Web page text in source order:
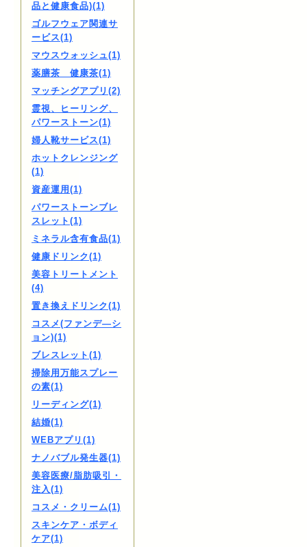
品と健康食品)(1)
ゴルフウェア関連サ
ービス(1)
マウスウォッシュ(1)
薬膳茶 健康茶(1)
マッチングアプリ(2)
霊視、ヒーリング、
パワーストーン(1)
婦人靴サービス(1)
ホットクレンジング
(1)
資産運用(1)
パワーストーンブレ
スレット(1)
ミネラル含有食品(1)
健康ドリンク(1)
美容トリートメント
(4)
置き換えドリンク(1)
コスメ(ファンデ―シ
ョン)(1)
ブレスレット(1)
掃除用万能スプレー
の素(1)
リーディング(1)
結婚(1)
WEBアプリ(1)
ナノバブル発生器(1)
美容医療/脂肪吸引・
注入(1)
コスメ・クリーム(1)
スキンケア・ボディ
ケア(1)